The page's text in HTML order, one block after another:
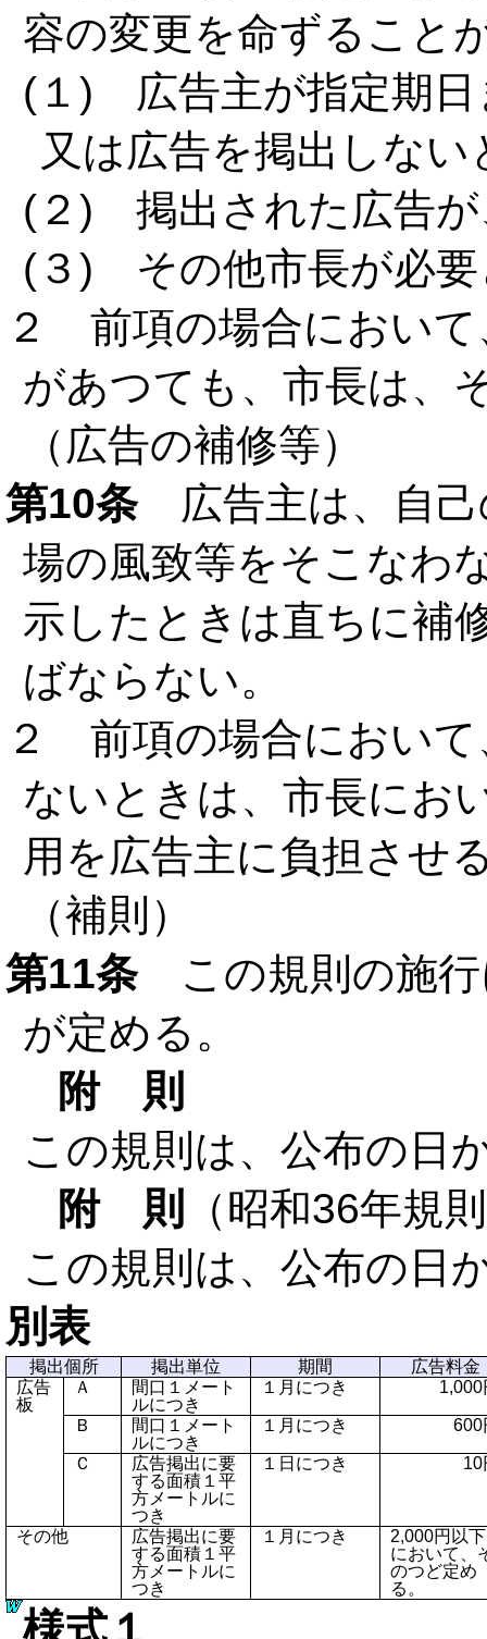
容の変更を命ずること
(１) 広告主が指定期日
又は広告を掲出しない
(２) 掲出された広告が
(３) その他市長が必要
２ 前項の場合において
があつても、市長は、
（広告の補修等）
第10条広告主は、自己
場の風致等をそこなわ
示したときは直ちに補
ばならない。
２ 前項の場合において
ないときは、市長にお
用を広告主に負担させ
（補則）
第11条この規則の施行
が定める。
附 則
この規則は、公布の日
附 則
（昭和36年規
この規則は、公布の日
別表
掲出個所 掲出単位 期間
広告料金
広告
板
Ａ
間口１メート
ルにつき
１月につき 1,000
Ｂ
間口１メート
ルにつき
１月につき 600
Ｃ
広告掲出に要
する面積１平
方メートルに
つき
１日につき 10
その他
広告掲出に要
する面積１平
方メートルに
つき
１月につき
2,000円以下
において、
のつど定め
る。
様式１